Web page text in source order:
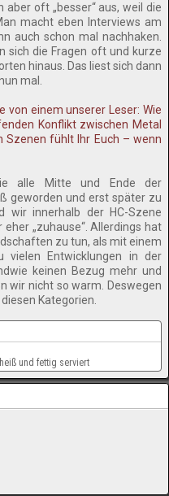
oft „besser“ aus, weil die
macht eben Interviews am
auch schon mal nachhaken.
sich die Fragen oft und kurze
hinaus. Das liest sich dann
mal.
von einem unserer Leser: Wie
Konflikt zwischen Metal
Szenen fühlt Ihr Euch – wenn
alle Mitte und Ende der
geworden und erst später zu
wir innerhalb der HC-Szene
„zuhause“. Allerdings hat
zu tun, als mit einem
vielen Entwicklungen in der
keinen Bezug mehr und
wir nicht so warm. Deswegen
Kategorien.
und fettig serviert